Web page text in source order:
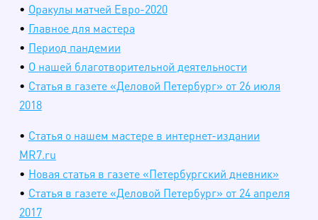
• Оракулы матчей Евро-2020
• Главное для мастера
• Период пандемии
• О нашей благотворительной деятельности
• Статья в газете «Деловой Петербург» от 26 июля
2018
• Статья о нашем мастере в интернет-издании
MR7.ru
• Новая статья в газете «Петербургский дневник»
• Статья в газете «Деловой Петербург» от 24 апреля
2017